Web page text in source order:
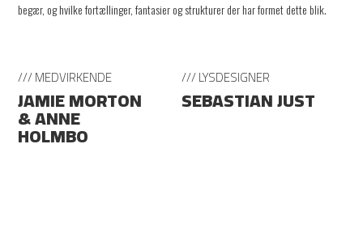
begær, og hvilke fortællinger, fantasier og strukturer der har formet dette blik.
/// MEDVIRKENDE
JAMIE MORTON
& ANNE
HOLMBO
/// LYSDESIGNER
SEBASTIAN JUST